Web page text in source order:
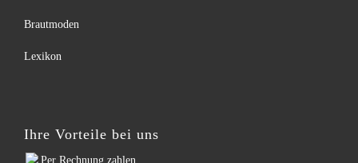
Brautmoden
Lexikon
Ihre Vorteile bei uns
Per Rechnung zahlen